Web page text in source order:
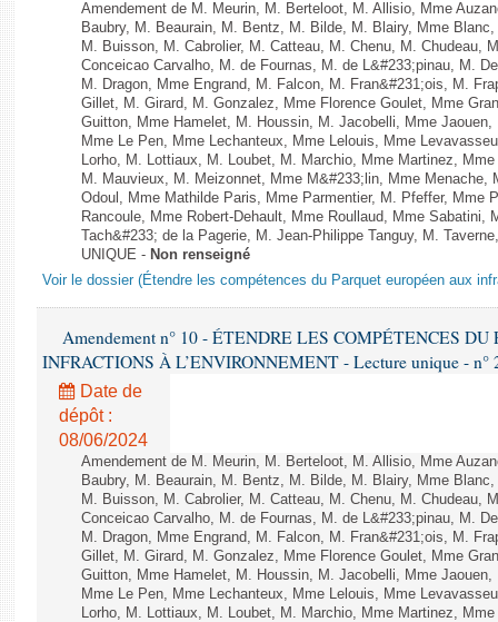
Amendement de M. Meurin, M. Berteloot, M. Allisio, Mme
Baubry, M. Beaurain, M. Bentz, M. Bilde, M. Blairy, Mme
M. Buisson, M. Cabrolier, M. Catteau, M. Chenu, M. Chudeau,
Conceicao Carvalho, M. de Fournas, M. de L&#233;pinau, M.
M. Dragon, Mme Engrand, M. Falcon, M. Fran&#231;ois, M.
Gillet, M. Girard, M. Gonzalez, Mme Florence Goulet, Mme
Guitton, Mme Hamelet, M. Houssin, M. Jacobelli, Mme
Mme Le Pen, Mme Lechanteux, Mme Lelouis, Mme
Lorho, M. Lottiaux, M. Loubet, M. Marchio, Mme Martinez,
M. Mauvieux, M. Meizonnet, Mme M&#233;lin, Mme Menache,
Odoul, Mme Mathilde Paris, Mme Parmentier, M. Pfeffer, Mme
Rancoule, Mme Robert-Dehault, Mme Roullaud, Mme
Tach&#233; de la Pagerie, M. Jean-Philippe Tanguy, M.
UNIQUE - Non renseigné
Voir le dossier (Étendre les compétences du Parquet européen aux
Amendement n° 10 - ÉTENDRE LES COMPÉTENCES
INFRACTIONS À L’ENVIRONNEMENT - Lecture unique - n°
Date de
dépôt :
08/06/2024
Amendement de M. Meurin, M. Berteloot, M. Allisio, Mme
Baubry, M. Beaurain, M. Bentz, M. Bilde, M. Blairy, Mme
M. Buisson, M. Cabrolier, M. Catteau, M. Chenu, M. Chudeau,
Conceicao Carvalho, M. de Fournas, M. de L&#233;pinau, M.
M. Dragon, Mme Engrand, M. Falcon, M. Fran&#231;ois, M.
Gillet, M. Girard, M. Gonzalez, Mme Florence Goulet, Mme
Guitton, Mme Hamelet, M. Houssin, M. Jacobelli, Mme
Mme Le Pen, Mme Lechanteux, Mme Lelouis, Mme
Lorho, M. Lottiaux, M. Loubet, M. Marchio, Mme Martinez,